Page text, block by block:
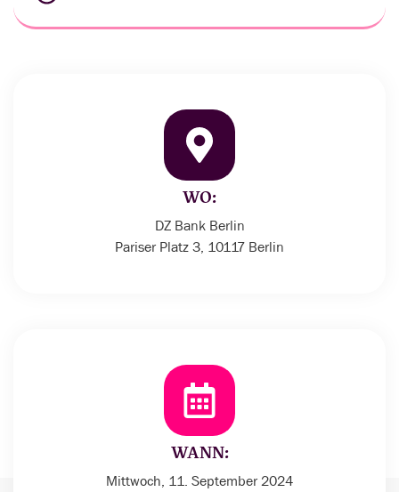
WO:
DZ Bank Berlin
Pariser Platz 3, 10117 Berlin
WANN:
Mittwoch, 11. September 2024